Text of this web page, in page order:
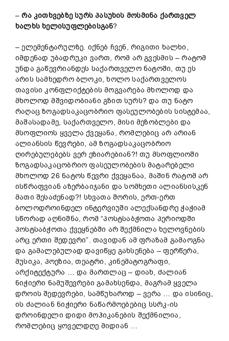
–რაკითხვებზესურს პასუხის მოსმინა ქართველ
ხალხსხელისუფლებისგან?
– ელემენტარულზე. იქნებ ჩვენ, რიგითი ხალხი,
იმდენად უბადრუკი ვართ, რომ არ გვესმის – რატომ
უნდა გაწევრიანდეს საქართველო ნატოში, თუ ეს
არის სამხედრო ბლოკი, ხოლო საქართველოს
თავისი კონფლიქტების მოგვარება მხოლოდ და
მხოლოდ მშვიდობიანი გზით სურს? და თუ ნატო
რაღაც ზოგადსაკაცობრიო ფასეულობების სისტემაა,
მაშასადამე, საქართველო, მისი მეზობლები და
მსოფლიოს ყველა ქვეყანა, რომლებიც არ არიან
ალიანსის წევრები, ამ ზოგადსაკაცობრიო
ღირებულებებს ვერ ეზიარებიან?! თუ მსოფლიოში
ზოგადსაკაცობრიო ფასეულობების მატარებელი
მხოლოდ 26 ნატოს წევრი ქვეყანაა, მაშინ რატომ არ
ისწრაფვიან აზერბაიჯანი და სომხეთი ალიანსისკენ
მათი შესაძენად?! სხვათა შორის, ერთ-ერთ
ბოლოდროინდელ ინტერვიუში ალექსანდრე ჭაჭიამ
სწორად აღნიშნა, რომ “პოსტსაბჭოთა პერიოდში
პოსტსაბჭოთა ქვეყნებში არ შექმნილა ხელოვნების
არც ერთი შედევრი”. თავიდან ამ ფრაზამ გამაოგნა
და გამალებულად დავიწყე გახსენება – ფერწერა,
მუსიკა, პოეზია, თეატრი, კინემატოგრაფი,
არქიტექტურა … და მართლაც – დიახ, ძალიან
ნიჭიერი ნამუშევრები გამახსენდა, მაგრამ ყველა
დროის შედევრები, სამწუხაროდ – ვერა … და ისინიც,
ის ძალიან ნიჭიერი ნაწარმოებებიც სსრკ-ის
დროინდელი დიდი მოჰიკანების შექმნილია,
რომლებიც ყოველდღე მიდიან …